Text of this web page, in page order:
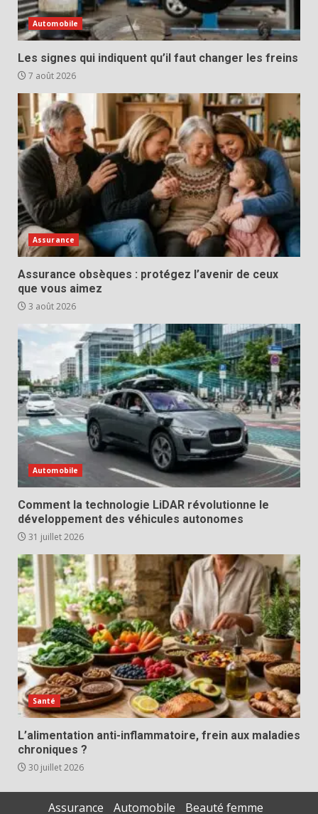
Automobile
Les signes qui indiquent qu’il faut changer les freins
7 août 2026
Assurance
Assurance obsèques : protégez l’avenir de ceux
que vous aimez
3 août 2026
Automobile
Comment la technologie LiDAR révolutionne le
développement des véhicules autonomes
31 juillet 2026
Santé
L’alimentation anti-inflammatoire, frein aux maladies
chroniques ?
30 juillet 2026
Assurance Automobile Beauté femme